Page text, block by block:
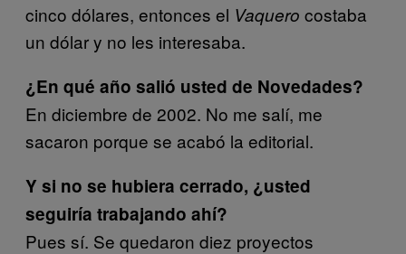
cinco dólares, entonces el Vaquero costaba
un dólar y no les interesaba.
¿En qué año salió usted de Novedades?
En diciembre de 2002. No me salí, me
sacaron porque se acabó la editorial.
Y si no se hubiera cerrado, ¿usted
seguiría trabajando ahí?
Pues sí. Se quedaron diez proyectos